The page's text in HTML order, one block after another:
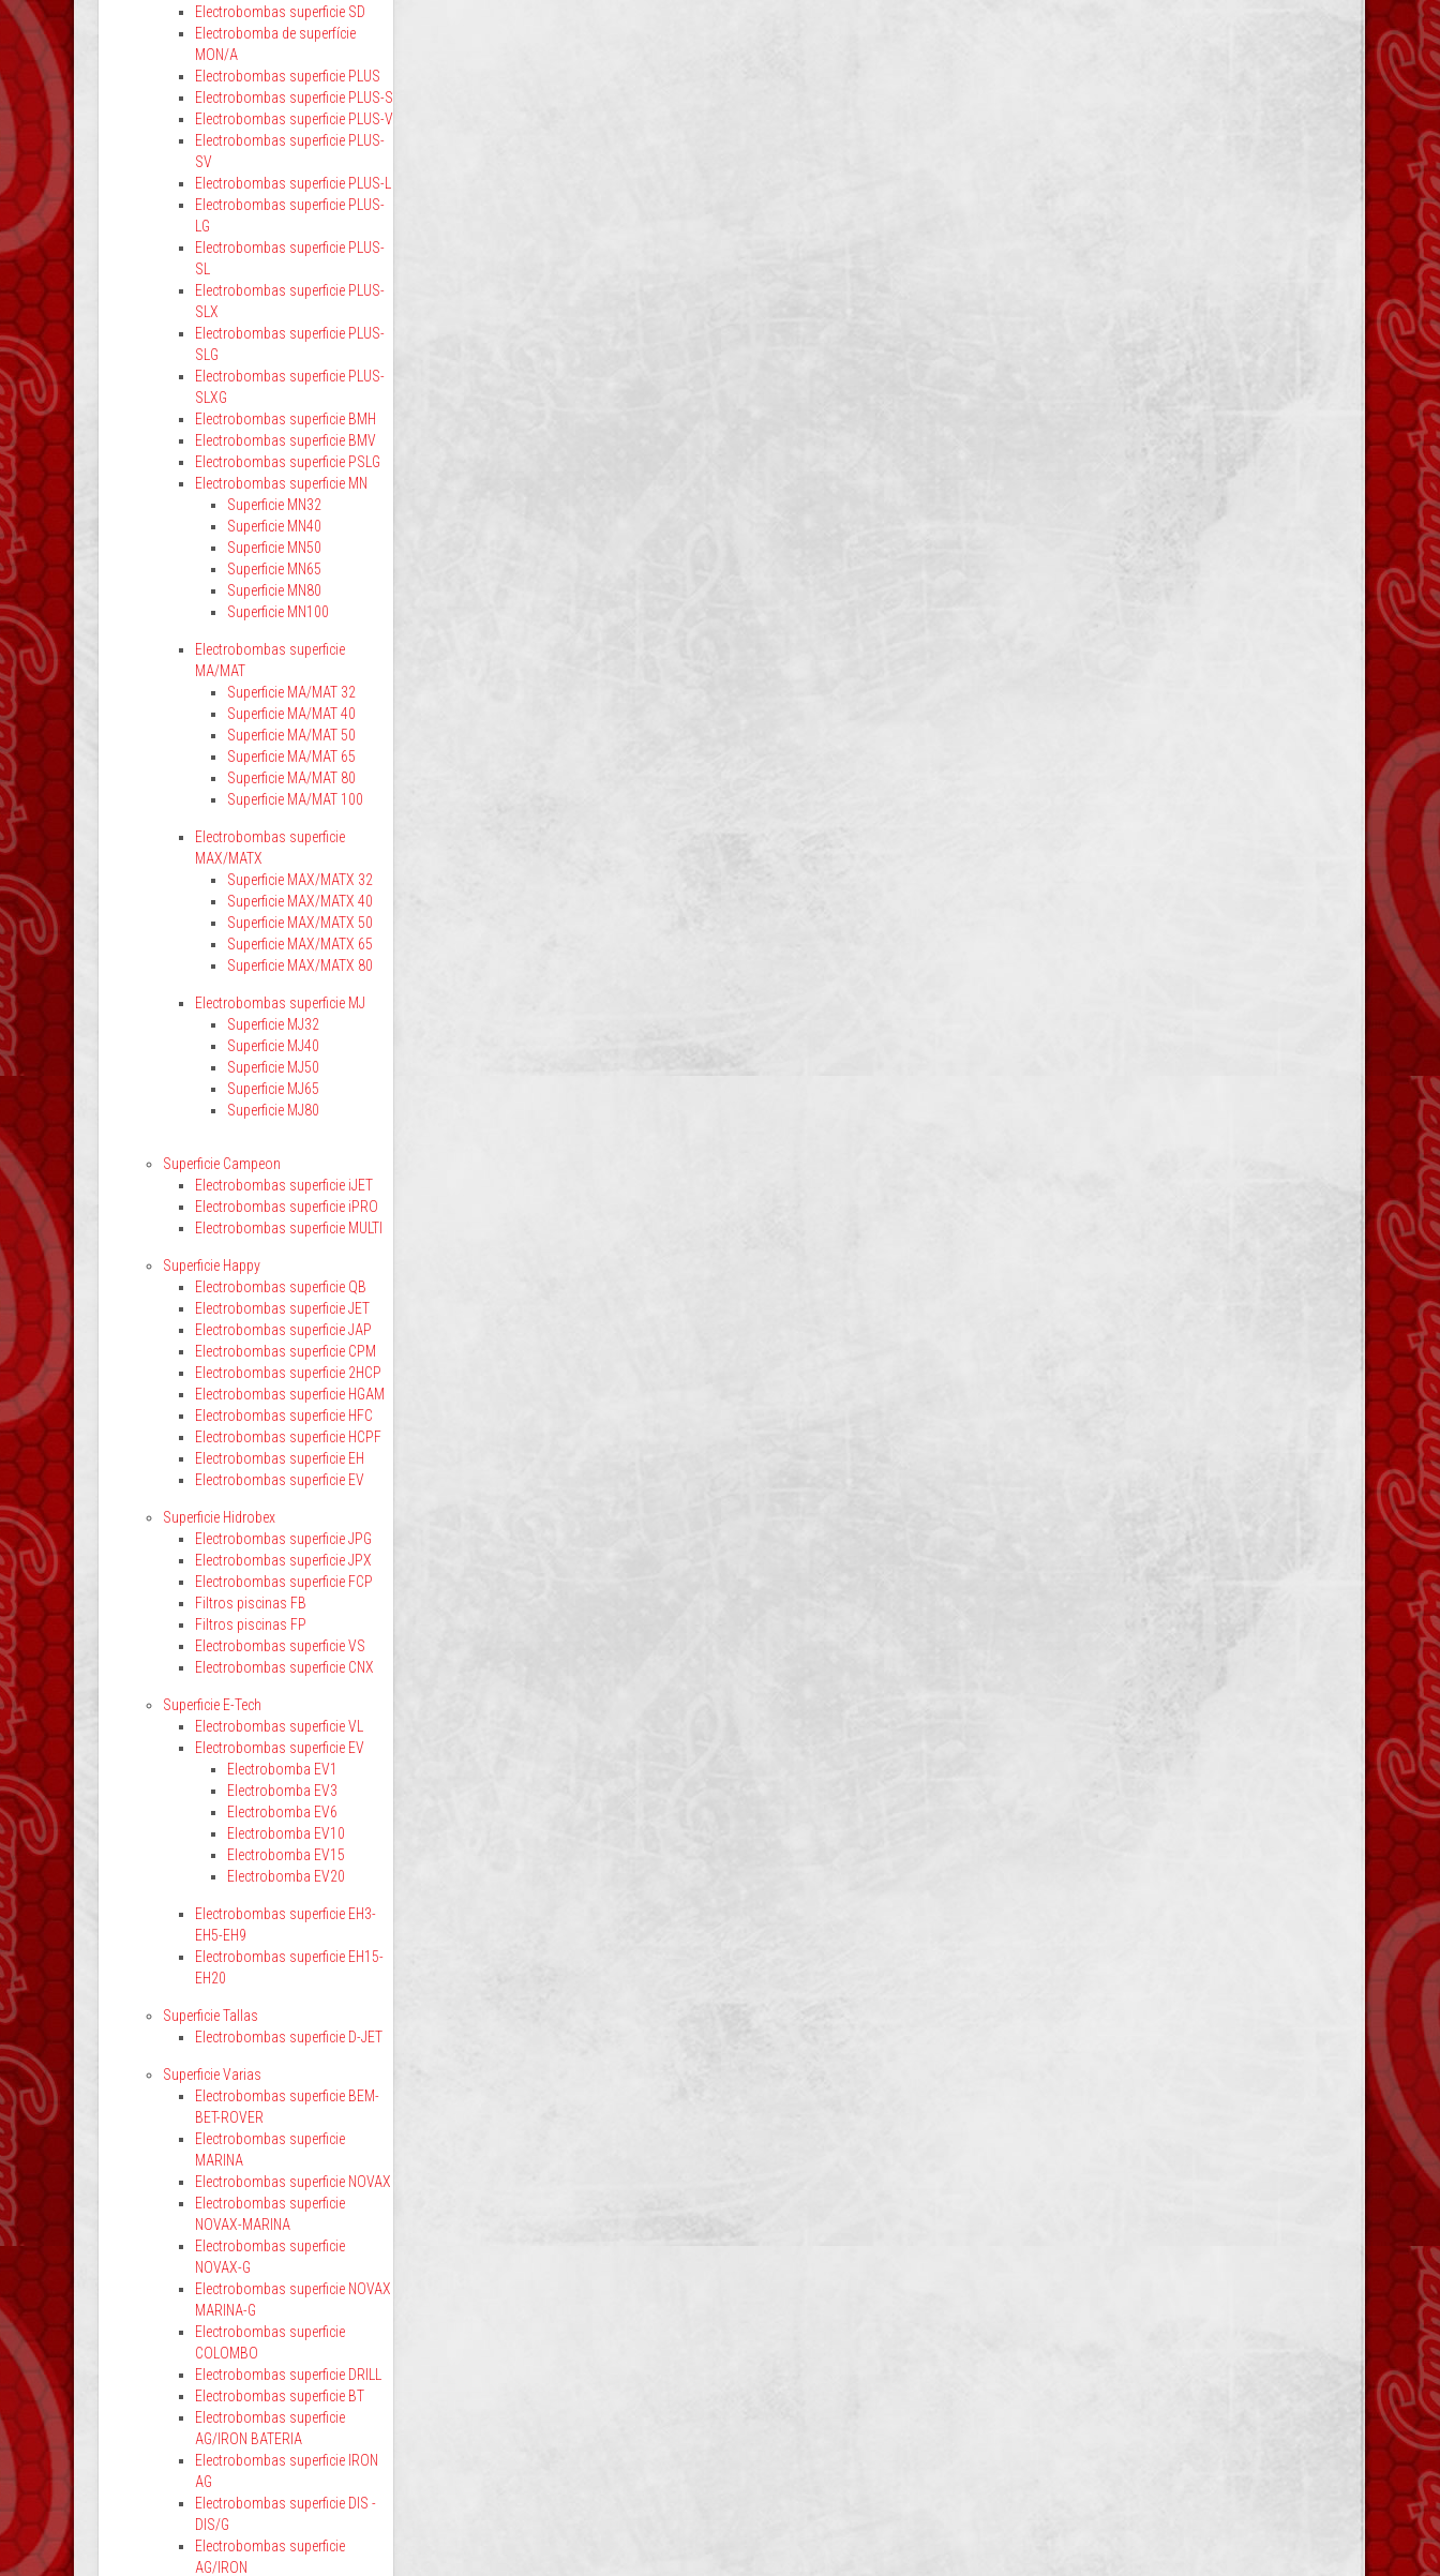
Electrobombas superficie SD
Electrobomba de superfície
MON/A
Electrobombas superficie PLUS
Electrobombas superficie PLUS-S
Electrobombas superficie PLUS-V
Electrobombas superficie PLUS-
SV
Electrobombas superficie PLUS-L
Electrobombas superficie PLUS-
LG
Electrobombas superficie PLUS-
SL
Electrobombas superficie PLUS-
SLX
Electrobombas superficie PLUS-
SLG
Electrobombas superficie PLUS-
SLXG
Electrobombas superficie BMH
Electrobombas superficie BMV
Electrobombas superficie PSLG
Electrobombas superficie MN
Superficie MN32
Superficie MN40
Superficie MN50
Superficie MN65
Superficie MN80
Superficie MN100
Electrobombas superficie
MA/MAT
Superficie MA/MAT 32
Superficie MA/MAT 40
Superficie MA/MAT 50
Superficie MA/MAT 65
Superficie MA/MAT 80
Superficie MA/MAT 100
Electrobombas superficie
MAX/MATX
Superficie MAX/MATX 32
Superficie MAX/MATX 40
Superficie MAX/MATX 50
Superficie MAX/MATX 65
Superficie MAX/MATX 80
Electrobombas superficie MJ
Superficie MJ32
Superficie MJ40
Superficie MJ50
Superficie MJ65
Superficie MJ80
Superficie Campeon
Electrobombas superficie iJET
Electrobombas superficie iPRO
Electrobombas superficie MULTI
Superficie Happy
Electrobombas superficie QB
Electrobombas superficie JET
Electrobombas superficie JAP
Electrobombas superficie CPM
Electrobombas superficie 2HCP
Electrobombas superficie HGAM
Electrobombas superficie HFC
Electrobombas superficie HCPF
Electrobombas superficie EH
Electrobombas superficie EV
Superficie Hidrobex
Electrobombas superficie JPG
Electrobombas superficie JPX
Electrobombas superficie FCP
Filtros piscinas FB
Filtros piscinas FP
Electrobombas superficie VS
Electrobombas superficie CNX
Superficie E-Tech
Electrobombas superficie VL
Electrobombas superficie EV
Electrobomba EV1
Electrobomba EV3
Electrobomba EV6
Electrobomba EV10
Electrobomba EV15
Electrobomba EV20
Electrobombas superficie EH3-
EH5-EH9
Electrobombas superficie EH15-
EH20
Superficie Tallas
Electrobombas superficie D-JET
Superficie Varias
Electrobombas superficie BEM-
BET-ROVER
Electrobombas superficie
MARINA
Electrobombas superficie NOVAX
Electrobombas superficie
NOVAX-MARINA
Electrobombas superficie
NOVAX-G
Electrobombas superficie NOVAX
MARINA-G
Electrobombas superficie
COLOMBO
Electrobombas superficie DRILL
Electrobombas superficie BT
Electrobombas superficie
AG/IRON BATERIA
Electrobombas superficie IRON
AG
Electrobombas superficie DIS -
DIS/G
Electrobombas superficie
AG/IRON